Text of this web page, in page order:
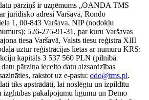
pārziņš ir uzņēmums „OANDA TMS
juridisko adresi Varšavā, Rondo
1, 00-843 Varšava, NIP (nodokļu
526-275-91-31, par kuru Varšavas
tiesa Varšavā, Valsts tiesu reģistra XIII
uztur reģistrācijas lietas ar numuru KRS:
kapitāls 3 537 560 PLN (pilnībā
pārziņa iecelto datu aizsardzības
rakstot uz e-pastu: odo@tms.pl.
tiks apstrādāti, lai noslēgtu un izpildītu
izglītības pakalpojumu līgumu un Demo